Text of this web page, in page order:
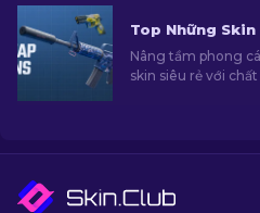
Nâng tầm phong
skin siêu rẻ với